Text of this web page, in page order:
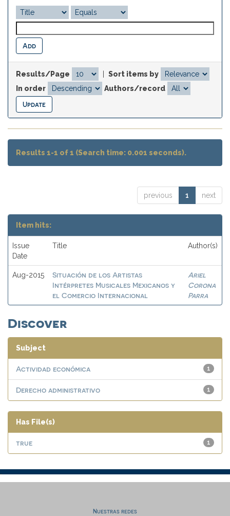
Results/Page
Sort items by
In order
Authors/record
Results 1-1 of 1 (Search time: 0.001 seconds).
previous 1 next
Item hits:
Issue
Date
Title Author(s)
Aug-2015
Situación de los Artistas
Intérpretes Musicales Mexicanos y
el Comercio Internacional
Ariel
Corona
Parra
Discover
Subject
1
Actividad económica
1
Derecho administrativo
Has File(s)
1
true
Nuestras redes